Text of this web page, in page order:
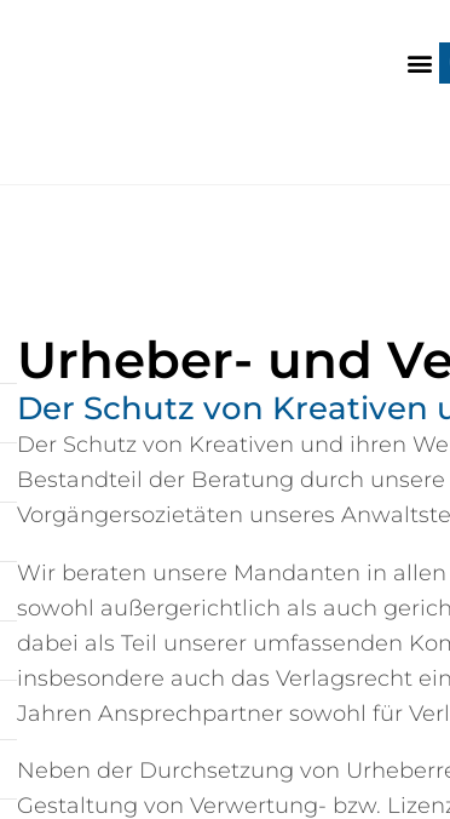
Urheber- und
Der Schutz von Kreativen
Der Schutz von Kreativen und ihren
Bestandteil der Beratung durch
Vorgängersozietäten unseres
Wir beraten unsere Mandanten in
sowohl außergerichtlich als auch
dabei als Teil unserer umfassenden
insbesondere auch das Verlagsrecht
Jahren Ansprechpartner sowohl für
Neben der Durchsetzung von
Gestaltung von Verwertung- bzw.